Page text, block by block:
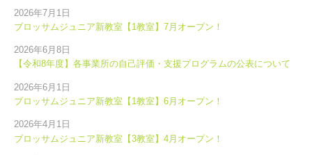
ブロッサムジュニア新教室【1教室】7月オープン！
2026年7月1日
【令和8年度】各事業所の自己評価・支援プログラムの公表について
2026年6月8日
ブロッサムジュニア新教室【1教室】6月オープン！
2026年6月1日
ブロッサムジュニア新教室【3教室】4月オープン！
2026年4月1日